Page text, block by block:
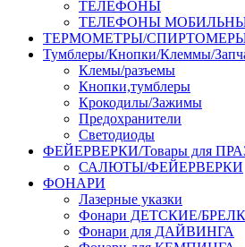
ТЕЛЕФОНЫ
ТЕЛЕФОНЫ
ТЕРМОМЕТРЫ/
Тумблеры/Кнопки/Клеммы/
Клемы/разъемы
Кнопки,тумблеры
Крокодилы/Зажимы
Предохранители
Светодиоды
ФЕЙЕРВЕРКИ/Товары для
САЛЮТЫ/ФЕЙЕРВЕРКИ
ФОНАРИ
Лазерные указки
Фонари ДЕТСКИЕ/
Фонари для ДАЙВИНГА